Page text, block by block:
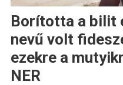
Borította a bilit
nevű volt
ezekre a
NER